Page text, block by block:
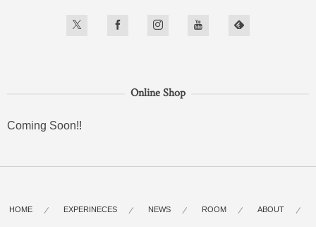
Online Shop
Coming Soon!!
HOME EXPERINECES NEWS ROOM ABOUT